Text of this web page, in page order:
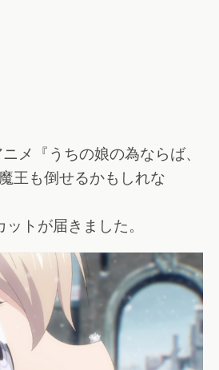
メ『うちの娘の為ならば、
王も倒せるかもしれな
トが届きました。